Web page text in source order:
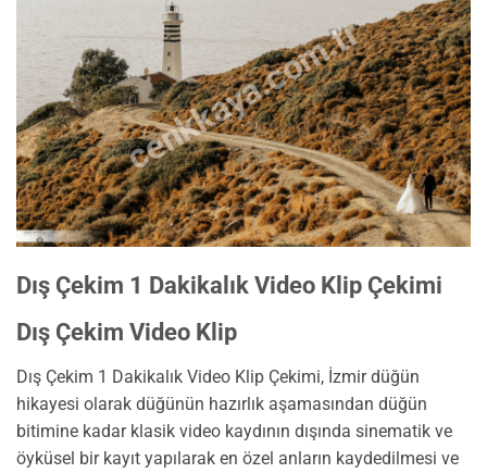
cenkkaya.com.tr
Dış Çekim 1 Dakikalık Video Klip Çekimi
Dış Çekim Video Klip
Dış Çekim 1 Dakikalık Video Klip Çekimi, İzmir düğün
hikayesi olarak düğünün hazırlık aşamasından düğün
bitimine kadar klasik video kaydının dışında sinematik ve
öyküsel bir kayıt yapılarak en özel anların kaydedilmesi ve